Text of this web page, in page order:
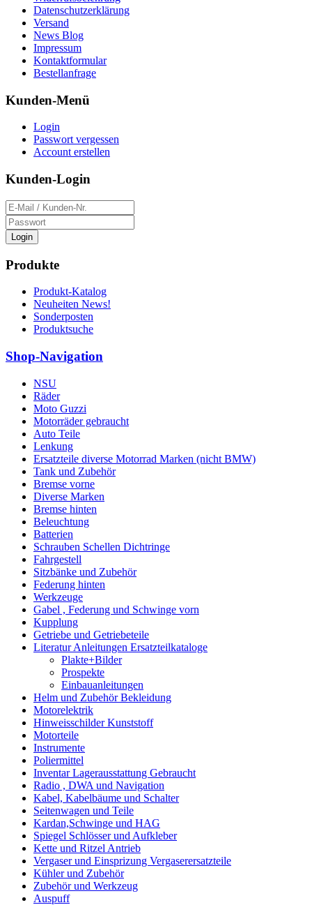
Datenschutzerklärung
Versand
News Blog
Impressum
Kontaktformular
Bestellanfrage
Kunden-Menü
Login
Passwort vergessen
Account erstellen
Kunden-Login
Login
Produkte
Produkt-Katalog
Neuheiten News!
Sonderposten
Produktsuche
Shop-Navigation
NSU
Räder
Moto Guzzi
Motorräder gebraucht
Auto Teile
Lenkung
Ersatzteile diverse Motorrad Marken (nicht BMW)
Tank und Zubehör
Bremse vorne
Diverse Marken
Bremse hinten
Beleuchtung
Batterien
Schrauben Schellen Dichtringe
Fahrgestell
Sitzbänke und Zubehör
Federung hinten
Werkzeuge
Gabel , Federung und Schwinge vorn
Kupplung
Getriebe und Getriebeteile
Literatur Anleitungen Ersatzteilkataloge
Plakte+Bilder
Prospekte
Einbauanleitungen
Helm und Zubehör Bekleidung
Motorelektrik
Hinweisschilder Kunststoff
Motorteile
Instrumente
Poliermittel
Inventar Lagerausstattung Gebraucht
Radio , DWA und Navigation
Kabel, Kabelbäume und Schalter
Seitenwagen und Teile
Kardan,Schwinge und HAG
Spiegel Schlösser und Aufkleber
Kette und Ritzel Antrieb
Vergaser und Einsprizung Vergaserersatzteile
Kühler und Zubehör
Zubehör und Werkzeug
Auspuff